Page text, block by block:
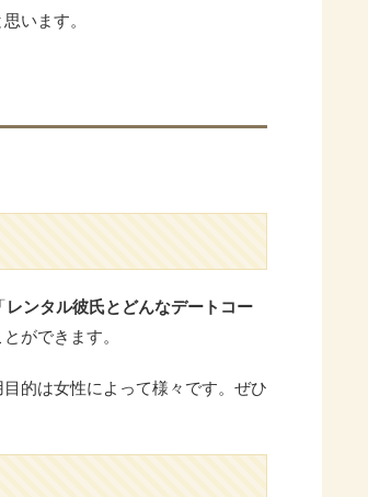
います。
レンタル彼氏とどんなデートコー
ができます。
的は女性によって様々です。ぜひ